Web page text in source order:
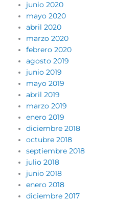
junio 2020
mayo 2020
abril 2020
marzo 2020
febrero 2020
agosto 2019
junio 2019
mayo 2019
abril 2019
marzo 2019
enero 2019
diciembre 2018
octubre 2018
septiembre 2018
julio 2018
junio 2018
enero 2018
diciembre 2017